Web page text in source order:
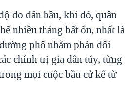
do dân bầu, khi đó, quân
nhiều tháng bất ổn, nhất là
phố nhằm phản đối
chính trị gia dân túy, từng
mọi cuộc bầu cử kể từ